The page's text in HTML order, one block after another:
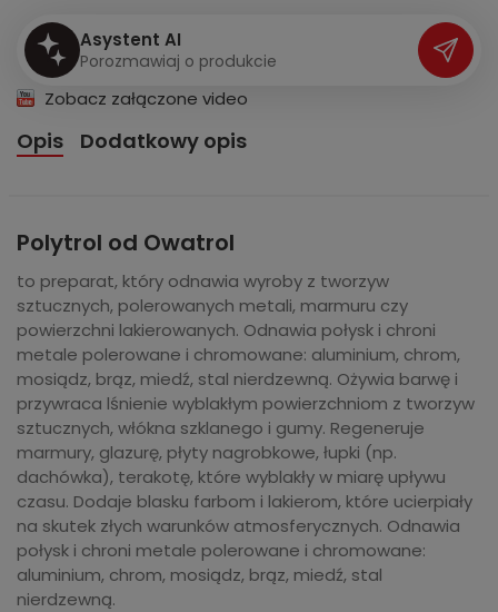
Asystent AI
Porozmawiaj o produkcie
Zobacz załączone video
Opis Dodatkowy opis
Polytrol od Owatrol
to preparat, który odnawia wyroby z tworzyw
sztucznych, polerowanych metali, marmuru czy
powierzchni lakierowanych. Odnawia połysk i chroni
metale polerowane i chromowane: aluminium, chrom,
mosiądz, brąz, miedź, stal nierdzewną. Ożywia barwę i
przywraca lśnienie wyblakłym powierzchniom z tworzyw
sztucznych, włókna szklanego i gumy. Regeneruje
marmury, glazurę, płyty nagrobkowe, łupki (np.
dachówka), terakotę, które wyblakły w miarę upływu
czasu. Dodaje blasku farbom i lakierom, które ucierpiały
na skutek złych warunków atmosferycznych. Odnawia
połysk i chroni metale polerowane i chromowane:
aluminium, chrom, mosiądz, brąz, miedź, stal
nierdzewną.